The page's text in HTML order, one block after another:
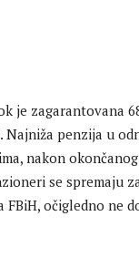
je zagarantovana
penzija u
nakon
se spremaju
očigledno ne